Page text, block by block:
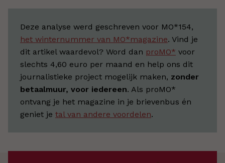
Deze analyse werd geschreven voor MO*154,
het winternummer van MO*magazine. Vind je
dit artikel waardevol? Word dan proMO* voor
slechts 4,60 euro per maand en help ons dit
journalistieke project mogelijk maken, zonder
betaalmuur, voor iedereen. Als proMO*
ontvang je het magazine in je brievenbus én
geniet je tal van andere voordelen.